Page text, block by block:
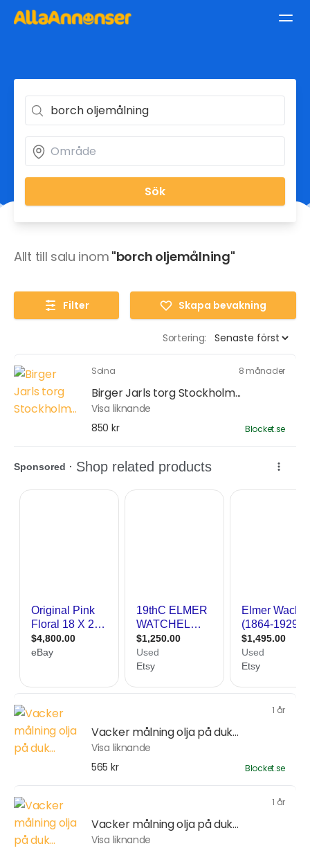
Sök
Allt till salu inom "borch oljemålning"
Filter Skapa bevakning
Sortering:
Solna 8 månader
Birger Jarls torg Stockholm...
Visa liknande
850 kr
Blocket.se
1 år
Vacker målning olja på duk...
Visa liknande
565 kr
Blocket.se
1 år
Vacker målning olja på duk...
Visa liknande